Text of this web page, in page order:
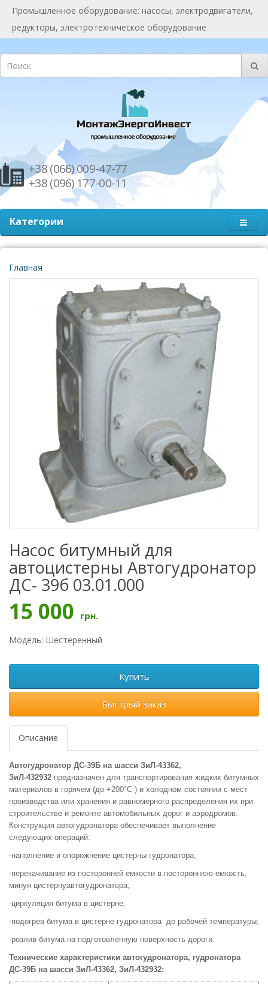
Промышленное оборудование: насосы, электродвигатели,
редукторы, электротехническое оборудование
+38 (066) 009-47-77
+38 (096) 177-00-11
Категории
Главная
Насос битумный для
автоцистерны Автогудронатор
ДС- 39б 03.01.000
15 000 грн.
Модель: Шестеренный
Купить
Быстрый заказ
Описание
Автогудронатор ДС-39Б на шасси ЗиЛ-43362,
ЗиЛ-432932 предназначен для транспортирования жидких битумных
материалов в горячем (до +200°С ) и холодном состоянии с мест
производства или хранения и равномерного распределения их при
строительстве и ремонте автомобильных дорог и аэродромов.
Конструкция автогудронатора обеспечивает выполнение
следующих операций:
-наполнение и опорожнение цистерны гудронатора;
-перекачивание из посторонней емкости в постороннюю емкость,
минуя цистернуавтогудронатора;
-циркуляция битума в цистерне;
-подогрев битума в цистерне гудронатора до рабочей температуры;
-розлив битума на подготовленную поверхность дороги.
Технические характеристики автогудронатора, гудронатора
ДС-39Б на шасси ЗиЛ-43362, ЗиЛ-432932: